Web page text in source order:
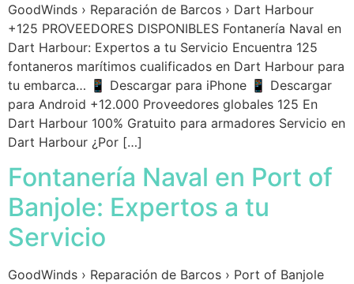
GoodWinds › Reparación de Barcos › Dart Harbour
+125 PROVEEDORES DISPONIBLES Fontanería Naval en
Dart Harbour: Expertos a tu Servicio Encuentra 125
fontaneros marítimos cualificados en Dart Harbour para
tu embarca… 📱 Descargar para iPhone 📱 Descargar
para Android +12.000 Proveedores globales 125 En
Dart Harbour 100% Gratuito para armadores Servicio en
Dart Harbour ¿Por […]
Fontanería Naval en Port of
Banjole: Expertos a tu
Servicio
GoodWinds › Reparación de Barcos › Port of Banjole